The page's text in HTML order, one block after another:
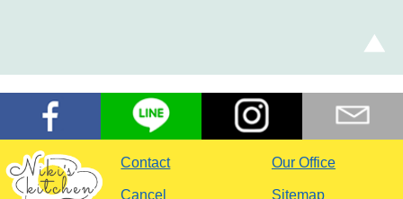
Contact Our Office
Cancel Sitemap